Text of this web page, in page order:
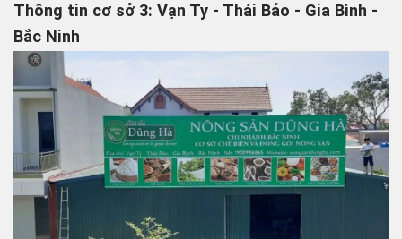
Thông tin cơ sở 3: Vạn Ty - Thái Bảo - Gia Bình -
Bắc Ninh